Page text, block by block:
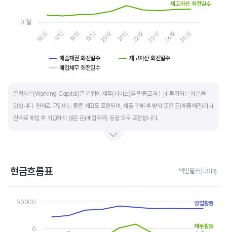
매출채권 회전일수
재고자산 회전일수
매입채무 회전일수
16.12 17.12 18.12 19.12 20.12 21.12 22.12 23.12 24.12 25.12
0 일
재고자산 회전일수
운전자본(Working Capital)은 기업이 제품(서비스)를 만들고 파는데 투입되는 자본을
말합니다. 원재료 구입비는 물론 재고도 포함되며, 제품 판매 후 받지 못한 돈(매출채권)이나
원재료 매입 후 지급하지 않은 돈(매입채무) 등을 모두 포함합니다.
높습니다. 따라서 운전자본 규모 보다는 현금이 잘 돌고 있는지를 확인할 수 있는 운전자본
운전자본 회전일수는 낮을 수록 좋습니다. 운전자본 회전일수가 낮으면 회사의 현금 회전이
빠릅니다. 현금 → 원재료 → 제품 → 매출채권 → 현금으로 회수되는 기간이 짧아 회사의
자금 운영에 유리합니다.
현금흐름표 백만달러(USD)
Chart
View as data table, Chart
The chart has 1 X axis displaying categories.
The chart has 1 Y axis displaying values. Data ranges from -
0
50000 영업활동
재무활동